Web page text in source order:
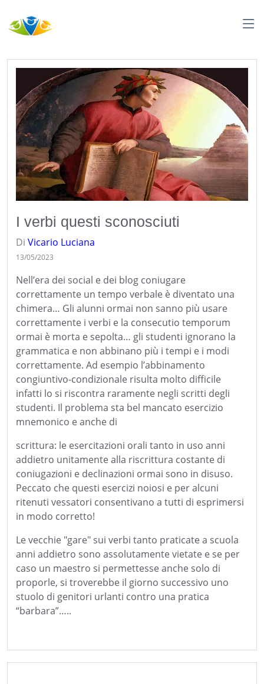
I verbi questi sconosciuti
Di Vicario Luciana
13/05/2023
Nell’era dei social e dei blog coniugare
correttamente un tempo verbale è diventato una
chimera… Gli alunni ormai non sanno più usare
correttamente i verbi e la consecutio temporum
ormai è morta e sepolta… gli studenti ignorano la
grammatica e non abbinano più i tempi e i modi
correttamente. Ad esempio l’abbinamento
congiuntivo-condizionale risulta molto difficile
infatti lo si riscontra raramente negli scritti degli
studenti. Il problema sta bel mancato esercizio
mnemonico e anche di
scrittura: le esercitazioni orali tanto in uso anni
addietro unitamente alla riscrittura costante di
coniugazioni e declinazioni ormai sono in disuso.
Peccato che questi esercizi noiosi e per alcuni
ritenuti vessatori consentivano a tutti di esprimersi
in modo corretto!
Le vecchie "gare" sui verbi tanto praticate a scuola
anni addietro sono assolutamente vietate e se per
caso un maestro si permettesse anche solo di
proporle, si troverebbe il giorno successivo uno
stuolo di genitori urlanti contro una pratica
“barbara”…..